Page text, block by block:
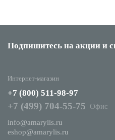
Подпишитесь на акции и
Интернет-магазин
+7 (800) 511-98-97
+7 (499) 704-55-75
Офис
info@amarylis.ru
eshop@amarylis.ru